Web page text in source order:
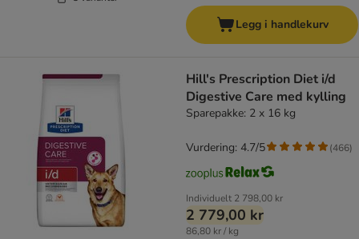
Legg i handlekurv
Hill's Prescription Diet i/d
Digestive Care med kylling
Sparepakke: 2 x 16 kg
Individuelt 2 798,00 kr
2 779,00 kr
86,80 kr / kg
Vurdering: 4.7/5 (466)